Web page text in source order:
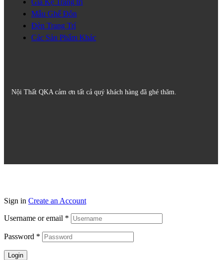
Giá Kệ Trang trí
Mẫu Ghế Đôn
Đèn Trang Trí
Các Sản Phẩm Khác
Nội Thất QKA cảm ơn tất cả quý khách hàng đã ghé thăm.
Sign in Create an Account
Username or email *
Password *
Login